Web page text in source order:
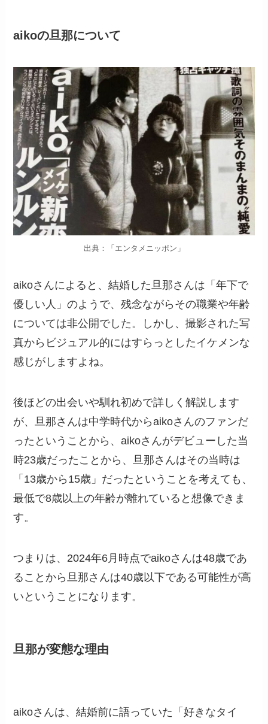
aikoの旦那について
出典：「エンタメニッポン」
aikoさんによると、結婚した旦那さんは「年下で
優しい人」のようで、残念ながらその職業や年齢
については非公開でした。しかし、撮影された写
真からビジュアル的にはすらっとしたイケメンな
感じがしますよね。
後ほどの出会いや馴れ初めで詳しく解説します
が、旦那さんは中学時代からaikoさんのファンだ
ったということから、aikoさんがデビューした当
時23歳だったことから、旦那さんはその当時は
「13歳から15歳」だったということを考えても、
最低で8歳以上の年齢が離れていると想像できま
す。
つまりは、2024年6月時点でaikoさんは48歳であ
ることから旦那さんは40歳以下である可能性が高
いということになります。
旦那が変態な理由
aikoさんは、結婚前に語っていた「好きなタイ